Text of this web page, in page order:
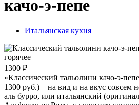
качо-э-пепе
Итальянская кухня
горячее
1300 ₽
«Классический тальолини качо-э-
1300 руб.) – на вид и на вкус совсем
аль бурро, или итальянский